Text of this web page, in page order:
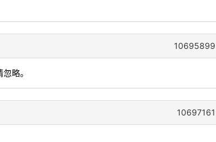
10695899
略。
10697161